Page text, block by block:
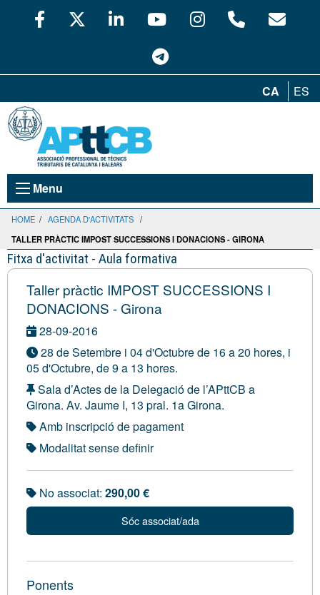
CA ES
Menu
HOME / AGENDA D'ACTIVITATS /
TALLER PRÀCTIC IMPOST SUCCESSIONS I DONACIONS - GIRONA
Fitxa d'activitat - Aula formativa
Taller pràctic IMPOST SUCCESSIONS I
DONACIONS - Girona
28-09-2016
28 de Setembre i 04 d'Octubre de 16 a 20 hores, i
05 d'Octubre, de 9 a 13 hores.
Sala d’Actes de la Delegació de l’APttCB a
Girona. Av. Jaume I, 13 pral. 1a Girona.
Amb inscripció de pagament
Modalitat sense definir
No associat: 290,00 €
Sóc associat/ada
Ponents